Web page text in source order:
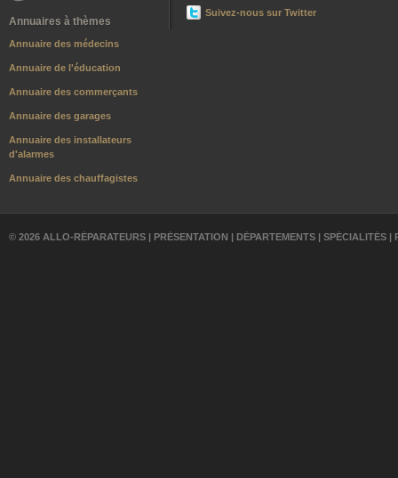
Annuaires à thèmes
Annuaire des médecins
Annuaire de l'éducation
Annuaire des commerçants
Annuaire des garages
Annuaire des installateurs
d'alarmes
Annuaire des chauffagistes
Suivez-nous sur Twitter
© 2026 ALLO-RÉPARATEURS | PRÉSENTATION | DÉPARTEMENTS | SPÉCIALITÉS |